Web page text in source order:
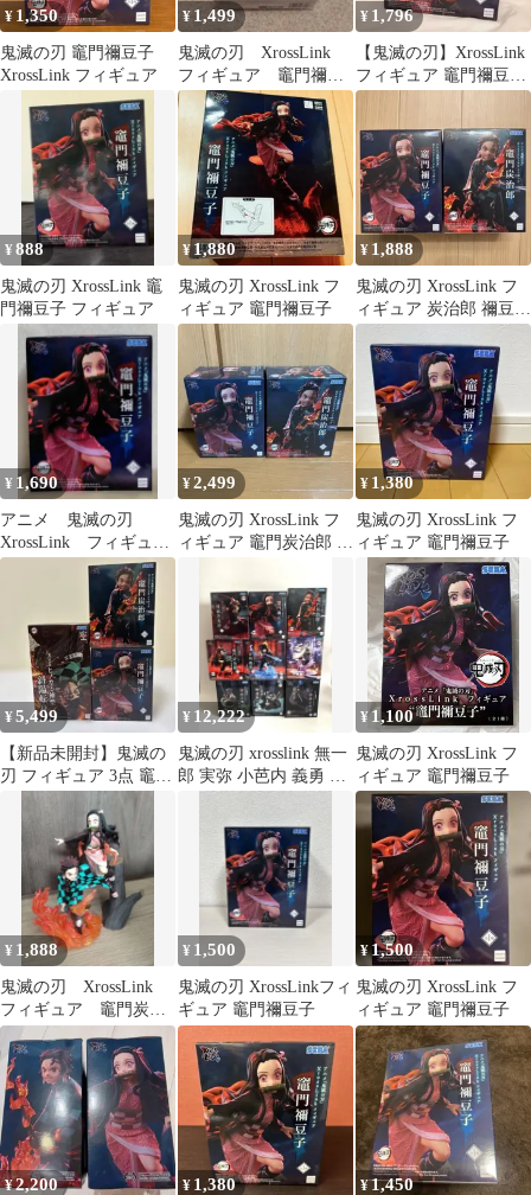
¥ 1,350
鬼滅の刃 竈門禰豆子
XrossLink フィギュア
¥ 1,499
鬼滅の刃 XrossLink
フィギュア 竈門禰豆
子
¥ 1,796
【鬼滅の刃】XrossLink
フィギュア 竈門禰豆子
即購入⭕️エコメルカリ
¥888
鬼滅の刃 XrossLink 竈
門禰豆子 フィギュア
¥ 1,880
鬼滅の刃 XrossLink フ
ィギュア 竈門禰豆子
¥ 1,888
鬼滅の刃 XrossLink フ
ィギュア 炭治郎 禰豆子
2種セット
¥ 1,690
アニメ 鬼滅の刃
XrossLink フィギュ
ア 竈門 禰豆子
¥2,499
鬼滅の刃 XrossLink フ
ィギュア 竈門炭治郎 竈
¥ 1,380
鬼滅の刃 XrossLink フ
ィギュア 竈門禰豆子
¥5,499
【新品未開封】鬼滅の
刃 フィギュア 3点 竈門
炭治郎 禰豆子 SEGA
¥ 12,222
鬼滅の刃 xrosslink 無一
郎 実弥 小芭内 義勇 炭
¥1,100
鬼滅の刃 XrossLink フ
ィギュア 竈門禰豆子
¥ 1,888
鬼滅の刃 XrossLink
フィギュア 竈門炭治
郎 竈門禰豆子
¥ 1,500
鬼滅の刃 XrossLinkフィ
ギュア 竈門禰豆子
¥1,500
鬼滅の刃 XrossLink フ
ィギュア 竈門禰豆子
¥2,200 ¥ 1,380 ¥1,450